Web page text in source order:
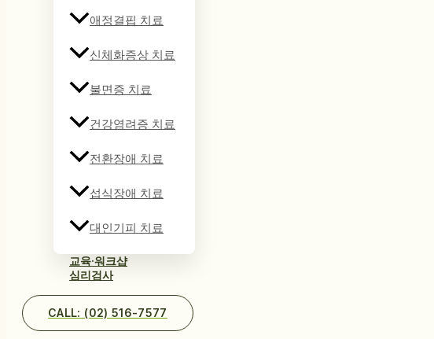
애정결핍 치료
신체화증상 치료
불면증 치료
건강염려증 치료
전환장애 치료
섭식장애 치료
대인기피 치료
교육·워크샵
심리검사
CALL: (02) 516-7577